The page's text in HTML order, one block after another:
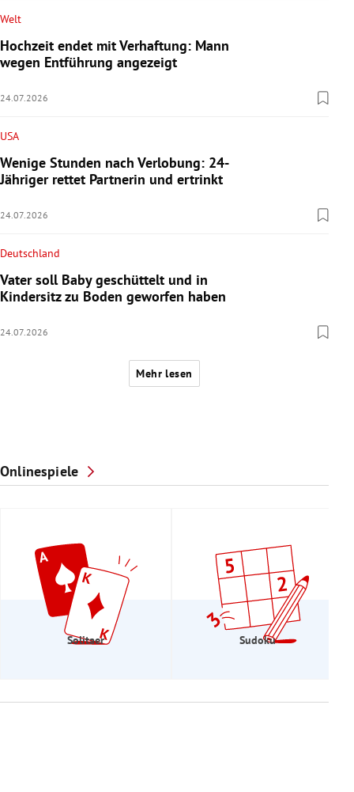
Welt
Hochzeit endet mit Verhaftung: Mann
wegen Entführung angezeigt
24.07.2026
USA
Wenige Stunden nach Verlobung: 24-
Jähriger rettet Partnerin und ertrinkt
24.07.2026
Deutschland
Vater soll Baby geschüttelt und in
Kindersitz zu Boden geworfen haben
24.07.2026
Mehr lesen
Onlinespiele
Solitaer Sudoku